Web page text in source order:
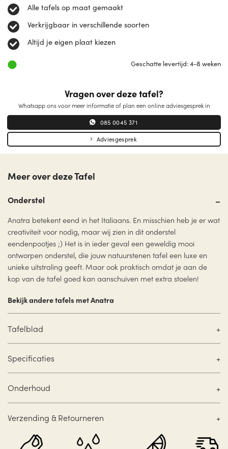
Alle tafels op maat gemaakt
Verkrijgbaar in verschillende soorten
Altijd je eigen plaat kiezen
Geschatte levertijd: 4-8 weken
Vragen over deze tafel?
Whatsapp ons voor meer informatie of plan een online adviesgesprek in
085 0045 371
Adviesgesprek
Meer over deze Tafel
Onderstel
Anatra betekent eend in het Italiaans. En misschien heb je er wat
creativiteit voor nodig, maar wij zien in dit onderstel
eendenpootjes ;) Het is in ieder geval een geweldig mooi
ontworpen onderstel, die jouw natuurstenen tafel een luxe en
unieke uitstraling geeft. Maar ook praktisch omdat je aan de
kop van de tafel goed kan aanschuiven met extra stoelen!
Bekijk andere tafels met Anatra
Tafelblad
Specificaties
Onderhoud
Verzending & Retourneren